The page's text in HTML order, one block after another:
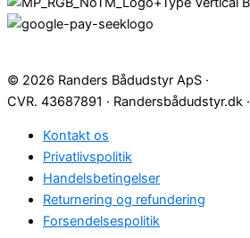
© 2026 Randers Bådudstyr ApS ·
CVR. 43687891 · Randersbådudstyr.dk ·
Kontakt os
Privatlivspolitik
Handelsbetingelser
Returnering og refundering
Forsendelsespolitik